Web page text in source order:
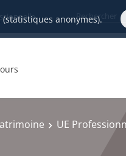
anonymes).
UE